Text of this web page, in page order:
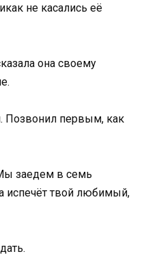
не касались её
она своему
Позвонил первым, как
заедем в семь
испечёт твой любимый,